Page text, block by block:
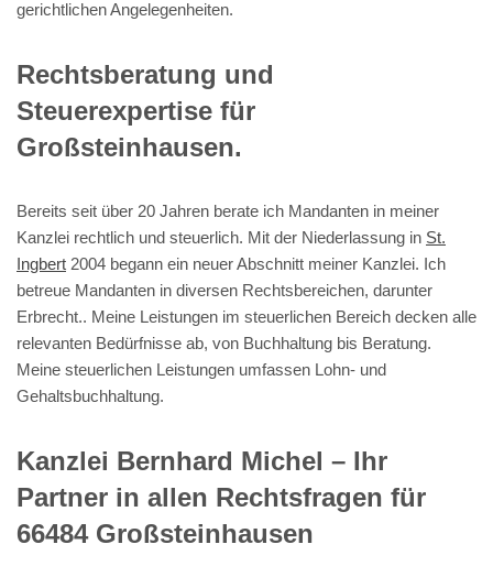
gerichtlichen Angelegenheiten.
Rechtsberatung und
Steuerexpertise für
Großsteinhausen.
Bereits seit über 20 Jahren berate ich Mandanten in meiner
Kanzlei rechtlich und steuerlich. Mit der Niederlassung in St.
Ingbert 2004 begann ein neuer Abschnitt meiner Kanzlei. Ich
betreue Mandanten in diversen Rechtsbereichen, darunter
Erbrecht.. Meine Leistungen im steuerlichen Bereich decken alle
relevanten Bedürfnisse ab, von Buchhaltung bis Beratung.
Meine steuerlichen Leistungen umfassen Lohn- und
Gehaltsbuchhaltung.
Kanzlei Bernhard Michel – Ihr
Partner in allen Rechtsfragen für
66484 Großsteinhausen